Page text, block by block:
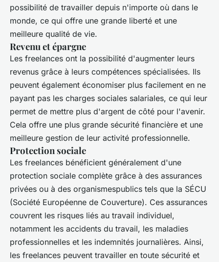
possibilité de travailler depuis n'importe où dans le
monde, ce qui offre une grande liberté et une
meilleure qualité de vie.
Revenu et épargne
Les freelances ont la possibilité d'augmenter leurs
revenus grâce à leurs compétences spécialisées. Ils
peuvent également économiser plus facilement en ne
payant pas les charges sociales salariales, ce qui leur
permet de mettre plus d'argent de côté pour l'avenir.
Cela offre une plus grande sécurité financière et une
meilleure gestion de leur activité professionnelle.
Protection sociale
Les freelances bénéficient généralement d'une
protection sociale complète grâce à des assurances
privées ou à des organismespublics tels que la SÉCU
(Société Européenne de Couverture). Ces assurances
couvrent les risques liés au travail individuel,
notamment les accidents du travail, les maladies
professionnelles et les indemnités journalières. Ainsi,
les freelances peuvent travailler en toute sécurité et